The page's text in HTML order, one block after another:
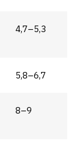
4,7–5,3
5,8–6,7
8–9